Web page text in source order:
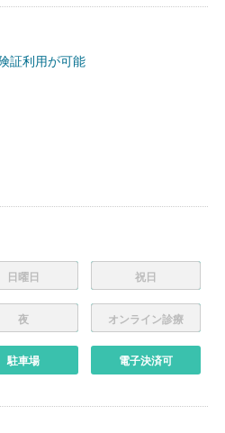
証利用が可能
日曜日 祝日
夜 オンライン診療
駐車場 電子決済可